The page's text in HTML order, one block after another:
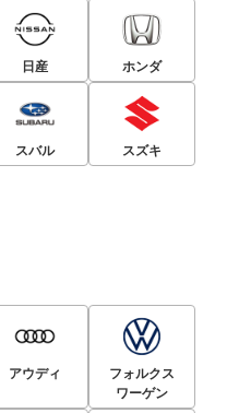
日産 ホンダ
スバル スズキ
アウディ
フォルクス
ワーゲン